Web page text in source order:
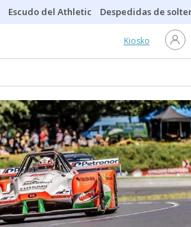
Escudo del Athletic Despedidas de
Kiosko